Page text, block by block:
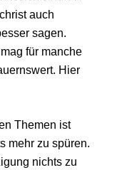
auch
sagen.
für manche
Hier
Themen ist
mehr zu spüren.
nichts zu